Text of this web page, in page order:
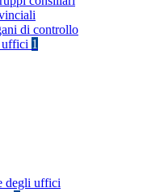
di controllo
uffici 1
degli uffici